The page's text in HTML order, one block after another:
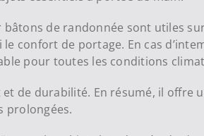
bâtons de randonnée sont utiles
confort de portage. En cas
pour toutes les conditions
de durabilité. En résumé, il offre
prolongées.